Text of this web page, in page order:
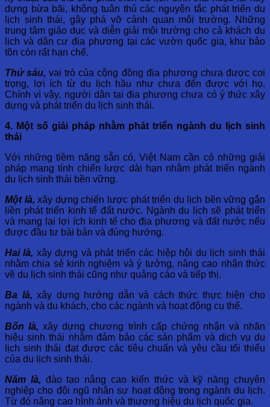
dựng bừa bãi, không tuân thủ các nguyên tắc phát triển du
lịch sinh thái, gây phá vỡ cảnh quan môi trường. Những
trung tâm giáo dục và diễn giải môi trường cho cả khách du
lịch và dân cư địa phương tại các vườn quốc gia, khu bảo
tồn còn rất hạn chế.
Thứ sáu, vai trò của cộng đồng địa phương chưa được coi
trọng, lợi ích từ du lịch hầu như chưa đến được với họ.
Chính vì vậy, người dân tại địa phương chưa có ý thức xây
dựng và phát triển du lịch sinh thái.
4. Một số giải pháp nhằm phát triển ngành du lịch sinh
thái
Với những tiềm năng sẵn có, Việt Nam cần có những giải
pháp mang tính chiến lược dài hạn nhằm phát triển ngành
du lịch sinh thái bền vững.
Một là, xây dựng chiến lược phát triển du lịch bền vững gắn
liền phát triển kinh tế đất nước. Ngành du lịch sẽ phát triển
và mang lại lợi ích kinh tế cho địa phương và đất nước nếu
được đầu tư bài bản và đúng hướng.
Hai là, xây dựng và phát triển các hiệp hội du lịch sinh thái
nhằm chia sẻ kinh nghiệm và ý tưởng, nâng cao nhận thức
về du lịch sinh thái cũng như quảng cáo và tiếp thị.
Ba là, xây dựng hướng dẫn và cách thức thực hiện cho
ngành và du khách, cho các ngành và hoạt động cụ thể.
Bốn là, xây dựng chương trình cấp chứng nhận và nhãn
hiệu sinh thái nhằm đảm bảo các sản phẩm và dịch vụ du
lịch sinh thái đạt được các tiêu chuẩn và yêu cầu tối thiểu
của du lịch sinh thái.
Năm là, đào tạo nâng cao kiến thức và kỹ năng chuyên
nghiệp cho đội ngũ nhân sự hoạt động trong ngành du lịch.
Từ đó nâng cao hình ảnh và thương hiệu du lịch quốc gia.